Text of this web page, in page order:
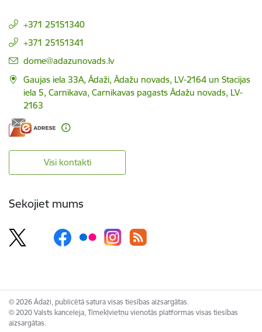
+371 25151340
+371 25151341
E-pasts:
dome@adazunovads.lv
Gaujas iela 33A, Ādaži, Ādažu novads, LV-2164 un Stacijas
iela 5, Carnikava, Carnikavas pagasts Ādažu novads, LV-
2163
Visi kontakti
Sekojiet mums
© 2026 Ādaži, publicētā satura visas tiesības aizsargātas.
© 2020 Valsts kanceleja, Tīmekļvietņu vienotās platformas visas tiesības
aizsargātas.